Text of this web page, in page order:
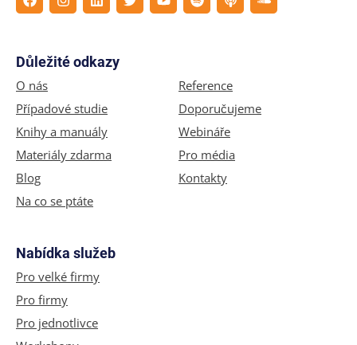
Důležité odkazy
O nás
Případové studie
Knihy a manuály
Materiály zdarma
Blog
Na co se ptáte
Reference
Doporučujeme
Webináře
Pro média
Kontakty
Nabídka služeb
Pro velké firmy
Pro firmy
Pro jednotlivce